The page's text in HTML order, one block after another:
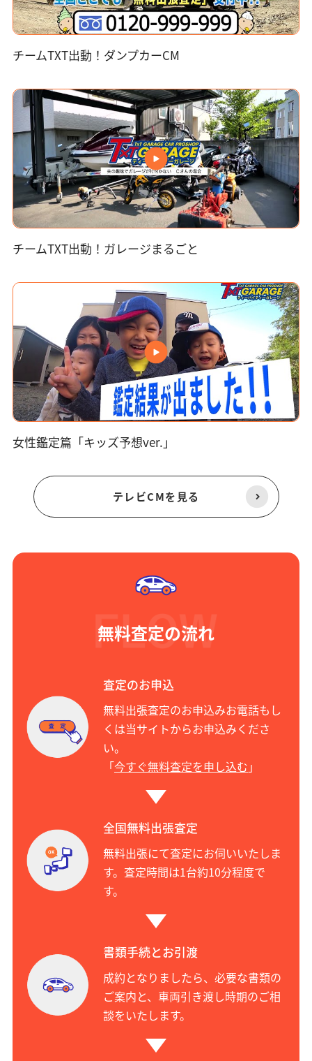
チームTXT出動！ダンプカーCM
チームTXT出動！ガレージまるごと
女性鑑定篇「キッズ予想ver.」
テレビCMを見る
無料査定の流れ
査定のお申込
無料出張査定のお申込みお電話もし
くは当サイトからお申込みくださ
い。
「今すぐ無料査定を申し込む 」
全国無料出張査定
無料出張にて査定にお伺いいたしま
す。査定時間は1台約10分程度で
す。
書類手続とお引渡
成約となりましたら、必要な書類の
ご案内と、車両引き渡し時期のご相
談をいたします。